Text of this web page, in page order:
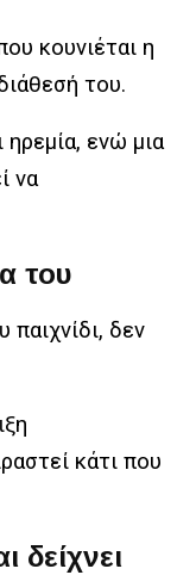
κουνιέται η
του.
ενώ μια
να
του
δεν
κάτι που
δείχνει